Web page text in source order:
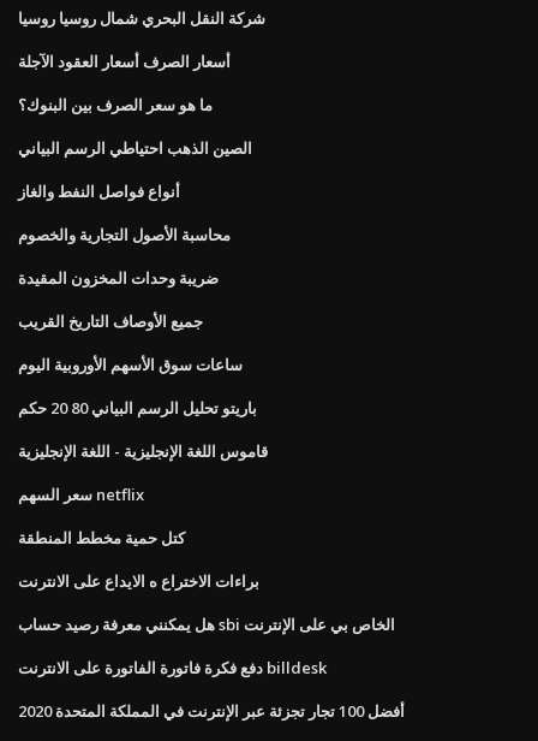
شركة النقل البحري شمال روسيا روسيا
أسعار الصرف أسعار العقود الآجلة
ما هو سعر الصرف بين البنوك؟
الصين الذهب احتياطي الرسم البياني
أنواع فواصل النفط والغاز
محاسبة الأصول التجارية والخصوم
ضريبة وحدات المخزون المقيدة
جميع الأوصاف التاريخ القريب
ساعات سوق الأسهم الأوروبية اليوم
باريتو تحليل الرسم البياني 80 20 حكم
قاموس اللغة الإنجليزية - اللغة الإنجليزية
سعر السهم netflix
كتل حمية مخطط المنطقة
براءات الاختراع ه الايداع على الانترنت
هل يمكنني معرفة رصيد حساب sbi الخاص بي على الإنترنت
دفع فكرة فاتورة الفاتورة على الانترنت billdesk
أفضل 100 تجار تجزئة عبر الإنترنت في المملكة المتحدة 2020